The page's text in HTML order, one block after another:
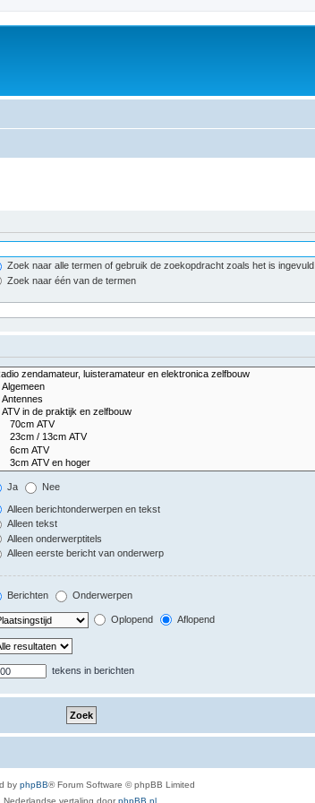
Zoek naar alle termen of gebruik de zoekopdracht zoals het is ingevuld
Zoek naar één van de termen
Ja Nee
Alleen berichtonderwerpen en tekst
Alleen tekst
Alleen onderwerptitels
Alleen eerste bericht van onderwerp
Berichten Onderwerpen
Oplopend Aflopend
tekens in berichten
by phpBB® Forum Software © phpBB Limited
Nederlandse vertaling doorphpBB.nl